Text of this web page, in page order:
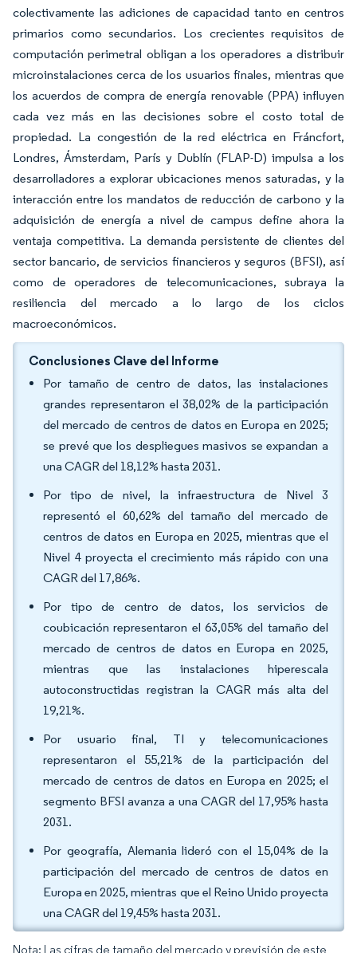
colectivamente las adiciones de capacidad tanto en centros
primarios como secundarios. Los crecientes requisitos de
computación perimetral obligan a los operadores a distribuir
microinstalaciones cerca de los usuarios finales, mientras que
los acuerdos de compra de energía renovable (PPA) influyen
cada vez más en las decisiones sobre el costo total de
propiedad. La congestión de la red eléctrica en Fráncfort,
Londres, Ámsterdam, París y Dublín (FLAP-D) impulsa a los
desarrolladores a explorar ubicaciones menos saturadas, y la
interacción entre los mandatos de reducción de carbono y la
adquisición de energía a nivel de campus define ahora la
ventaja competitiva. La demanda persistente de clientes del
sector bancario, de servicios financieros y seguros (BFSI), así
como de operadores de telecomunicaciones, subraya la
resiliencia del mercado a lo largo de los ciclos
macroeconómicos.
Conclusiones Clave del Informe
Por tamaño de centro de datos, las instalaciones
grandes representaron el 38,02% de la participación
del mercado de centros de datos en Europa en 2025;
se prevé que los despliegues masivos se expandan a
una CAGR del 18,12% hasta 2031.
Por tipo de nivel, la infraestructura de Nivel 3
representó el 60,62% del tamaño del mercado de
centros de datos en Europa en 2025, mientras que el
Nivel 4 proyecta el crecimiento más rápido con una
CAGR del 17,86%.
Por tipo de centro de datos, los servicios de
coubicación representaron el 63,05% del tamaño del
mercado de centros de datos en Europa en 2025,
mientras que las instalaciones hiperescala
autoconstructidas registran la CAGR más alta del
19,21%.
Por usuario final, TI y telecomunicaciones
representaron el 55,21% de la participación del
mercado de centros de datos en Europa en 2025; el
segmento BFSI avanza a una CAGR del 17,95% hasta
2031.
Por geografía, Alemania lideró con el 15,04% de la
participación del mercado de centros de datos en
Europa en 2025, mientras que el Reino Unido proyecta
una CAGR del 19,45% hasta 2031.
Nota: Las cifras de tamaño del mercado y previsión de este